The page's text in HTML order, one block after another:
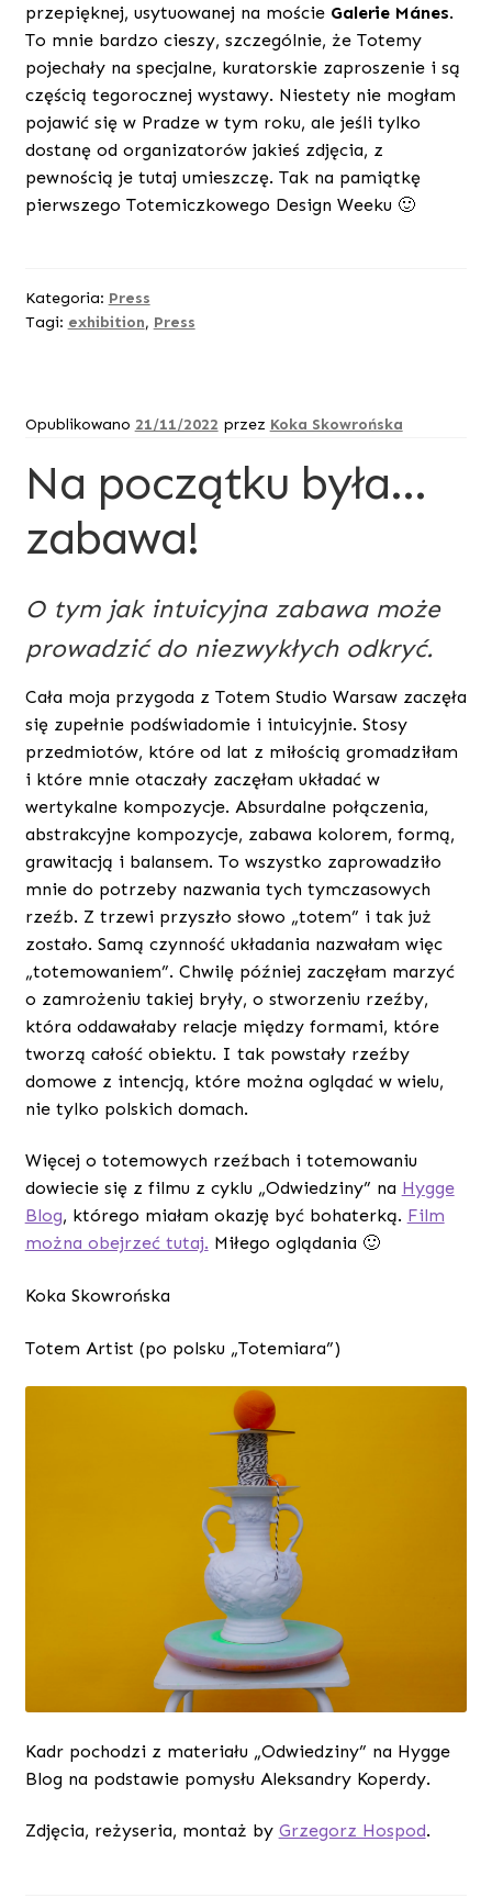
przepięknej, usytuowanej na moście Galerie Mánes.
To mnie bardzo cieszy, szczególnie, że Totemy
pojechały na specjalne, kuratorskie zaproszenie i są
częścią tegorocznej wystawy. Niestety nie mogłam
pojawić się w Pradze w tym roku, ale jeśli tylko
dostanę od organizatorów jakieś zdjęcia, z
pewnością je tutaj umieszczę. Tak na pamiątkę
pierwszego Totemiczkowego Design Weeku 🙂
Kategoria: Press
Tagi: exhibition, Press
Opublikowano 21/11/2022 przez Koka Skowrońska
Na początku była…
zabawa!
O tym jak intuicyjna zabawa może
prowadzić do niezwykłych odkryć.
Cała moja przygoda z Totem Studio Warsaw zaczęła
się zupełnie podświadomie i intuicyjnie. Stosy
przedmiotów, które od lat z miłością gromadziłam
i które mnie otaczały zaczęłam układać w
wertykalne kompozycje. Absurdalne połączenia,
abstrakcyjne kompozycje, zabawa kolorem, formą,
grawitacją i balansem. To wszystko zaprowadziło
mnie do potrzeby nazwania tych tymczasowych
rzeźb. Z trzewi przyszło słowo „totem” i tak już
zostało. Samą czynność układania nazwałam więc
„totemowaniem”. Chwilę później zaczęłam marzyć
o zamrożeniu takiej bryły, o stworzeniu rzeźby,
która oddawałaby relacje między formami, które
tworzą całość obiektu. I tak powstały rzeźby
domowe z intencją, które można oglądać w wielu,
nie tylko polskich domach.
Więcej o totemowych rzeźbach i totemowaniu
dowiecie się z filmu z cyklu „Odwiedziny” na Hygge
Blog, którego miałam okazję być bohaterką. Film
można obejrzeć tutaj. Miłego oglądania 🙂
Koka Skowrońska
Totem Artist (po polsku „Totemiara”)
Kadr pochodzi z materiału „Odwiedziny” na Hygge
Blog na podstawie pomysłu Aleksandry Koperdy.
Zdjęcia, reżyseria, montaż by Grzegorz Hospod.